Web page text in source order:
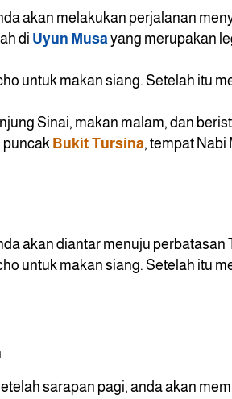
akan melakukan perjalanan
di Uyun Musayang merupakan
untuk makan siang. Setelah itu
Sinai, makan malam, dan
puncak Bukit Tursina, tempat Nabi
akan diantar menuju
untuk makan siang. Setelah itu
sarapan pagi, anda akan